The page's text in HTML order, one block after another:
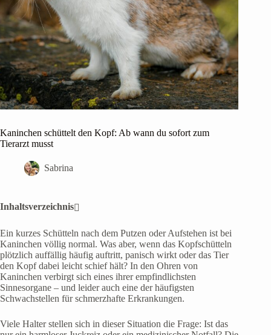
Kaninchen schüttelt den Kopf: Ab wann du sofort zum
Tierarzt musst
Sabrina
Inhaltsverzeichnis
Ein kurzes Schütteln nach dem Putzen oder Aufstehen ist bei
Kaninchen völlig normal. Was aber, wenn das Kopfschütteln
plötzlich auffällig häufig auftritt, panisch wirkt oder das Tier
den Kopf dabei leicht schief hält? In den Ohren von
Kaninchen verbirgt sich eines ihrer empfindlichsten
Sinnesorgane – und leider auch eine der häufigsten
Schwachstellen für schmerzhafte Erkrankungen.
Viele Halter stellen sich in dieser Situation die Frage: Ist das